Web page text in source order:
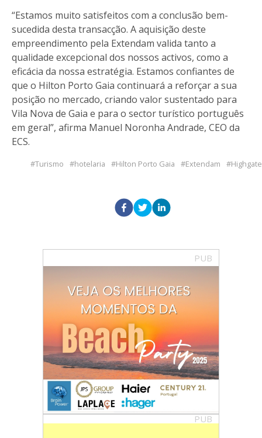
“Estamos muito satisfeitos com a conclusão bem-
sucedida desta transacção. A aquisição deste
empreendimento pela Extendam valida tanto a
qualidade excepcional dos nossos activos, como a
eficácia da nossa estratégia. Estamos confiantes de
que o Hilton Porto Gaia continuará a reforçar a sua
posição no mercado, criando valor sustentado para
Vila Nova de Gaia e para o sector turístico português
em geral”, afirma Manuel Noronha Andrade, CEO da
ECS.
Turismo hotelaria Hilton Porto Gaia Extendam Highgate
PUB
PUB